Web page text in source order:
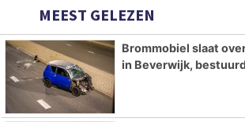
MEEST GELEZEN
Brommobiel slaat
in Beverwijk,